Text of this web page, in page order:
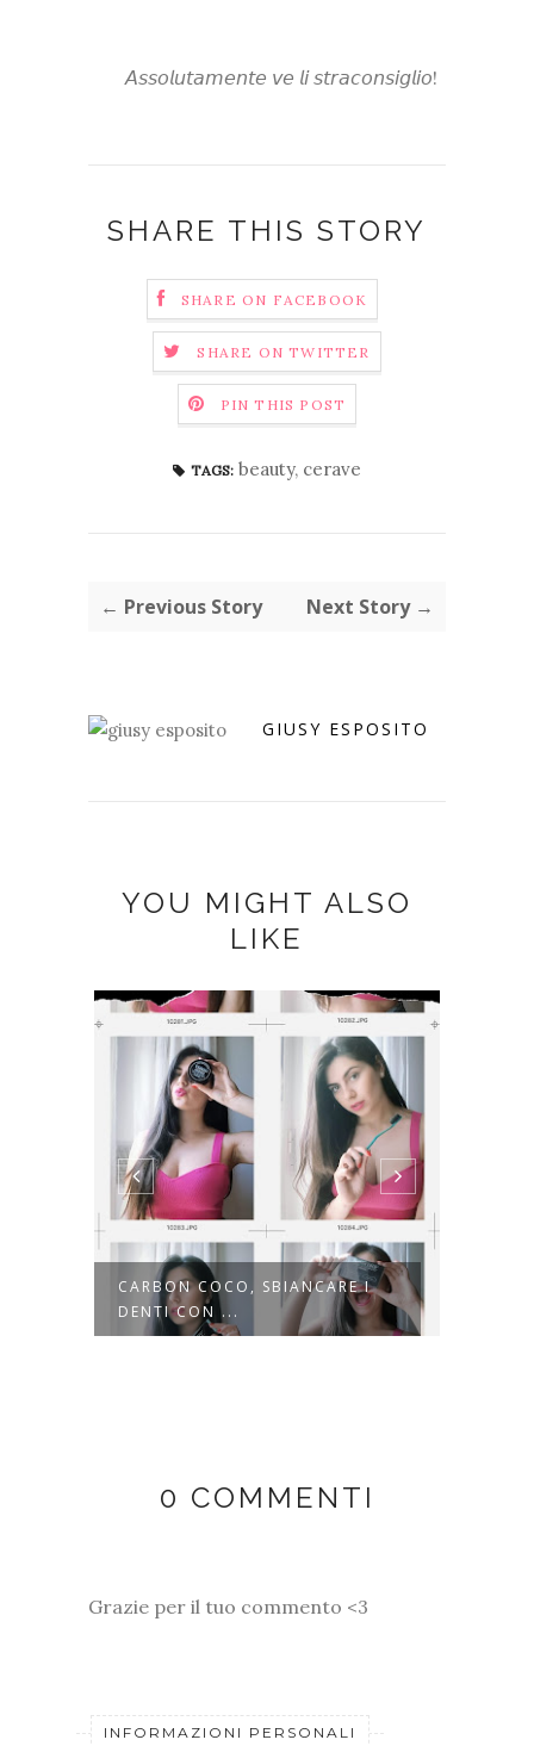
𝘈𝘴𝘴𝘰𝘭𝘶𝘵𝘢𝘮𝘦𝘯𝘵𝘦 𝘷𝘦 𝘭𝘪 𝘴𝘵𝘳𝘢𝘤𝘰𝘯𝘴𝘪𝘨𝘭𝘪𝘰!
SHARE THIS STORY
SHARE ON FACEBOOK
SHARE ON TWITTER
PIN THIS POST
TAGS: beauty, cerave
← Previous Story Next Story →
GIUSY ESPOSITO
YOU MIGHT ALSO
LIKE
CARBON COCO, SBIANCARE I
DENTI CON ...
0 COMMENTI
Grazie per il tuo commento <3
INFORMAZIONI PERSONALI